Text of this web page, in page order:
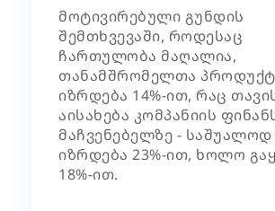
მოტივირებული გუნდის
შემთხვევაში, როდესაც
ჩართულობა მაღალია,
თანამშრომელთა
იზრდება 14%-ით, რაც
აისახება კომპანიის
მაჩვენებელზე - საშუალოდ
იზრდება 23%-ით, ხოლო
18%-ით.